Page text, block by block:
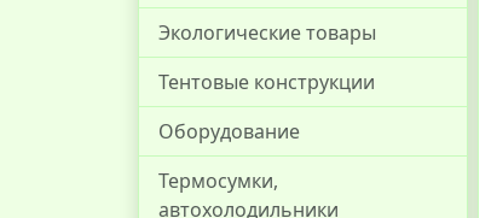
Экологические товары
Тентовые конструкции
Оборудование
Термосумки,
автохолодильники